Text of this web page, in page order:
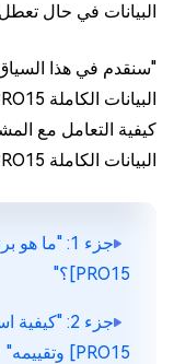
البيانات في حال تعطل
"سنقدم في هذا
كيفية التعامل مع
البيانات الكاملة PRO15"."
جزء 1: "ما
PRO15]؟"
جزء 2:
PRO15] وتقييمه"